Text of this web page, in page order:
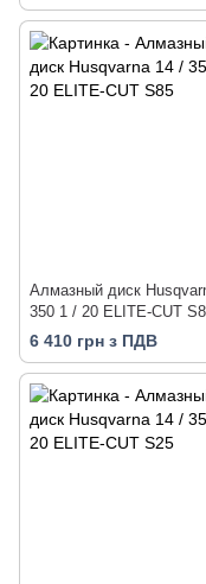
Алмазный диск
350 1 / 20 ELITE-CUT
6 410 грн з ПДВ